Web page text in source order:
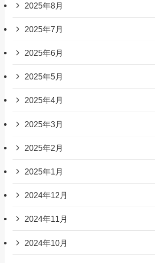
2025年8月
2025年7月
2025年6月
2025年5月
2025年4月
2025年3月
2025年2月
2025年1月
2024年12月
2024年11月
2024年10月